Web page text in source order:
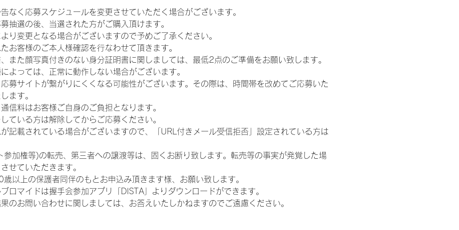
なく応募スケジュールを変更させていただく場合がございます。
抽選の後、当選された方がご購入頂けます。
り変更となる場合がございますので予めご了承ください。
お客様のご本人様確認を行なわせて頂きます。
また顔写真付きのない身分証明書に関しましては、最低2点のご準備をお願い致します。
よっては、正常に動作しない場合がございます。
募サイトが繋がりにくくなる可能性がございます。その際は、時間帯を改めてご応募いた
ます。
信料はお客様ご自身のご負担となります。
ている方は解除してからご応募ください。
記載されている場合がございますので、「URL付きメール受信拒否」設定されている方は
参加権等)の転売、第三者への譲渡等は、固くお断り致します。転売等の事実が発覚した場
せていただきます。
以上の保護者同伴のもとお申込み頂きます様、お願い致します。
ロマイドは握手会参加アプリ「DISTA」よりダウンロードができます。
のお問い合わせに関しましては、お答えいたしかねますのでご遠慮ください。